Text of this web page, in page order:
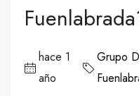
hace 1
año
Grupo